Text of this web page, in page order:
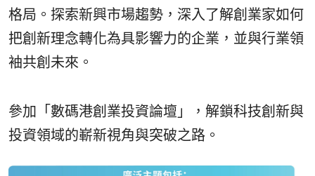
格局。探索新興市場趨勢，深入了解創業家如何
把創新理念轉化為具影響力的企業，並與行業領
袖共創未來。
參加「數碼港創業投資論壇」，解鎖科技創新與
投資領域的嶄新視角與突破之路。